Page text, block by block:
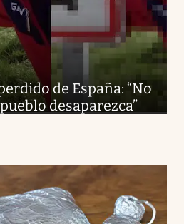
de España: “No
desaparezca”